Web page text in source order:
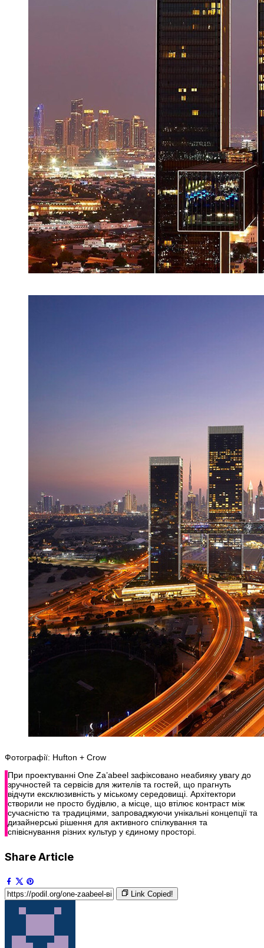
Фотографії: Hufton + Crow
При проектуванні One Za’abeel зафіксовано неабияку увагу до
зручностей та сервісів для жителів та гостей, що прагнуть
відчути ексклюзивність у міському середовищі. Архітектори
створили не просто будівлю, а місце, що втілює контраст між
сучасністю та традиціями, запроваджуючи унікальні концепції та
дизайнерські рішення для активного спілкування та
співіснування різних культур у єдиному просторі.
Share Article
Link Copied!